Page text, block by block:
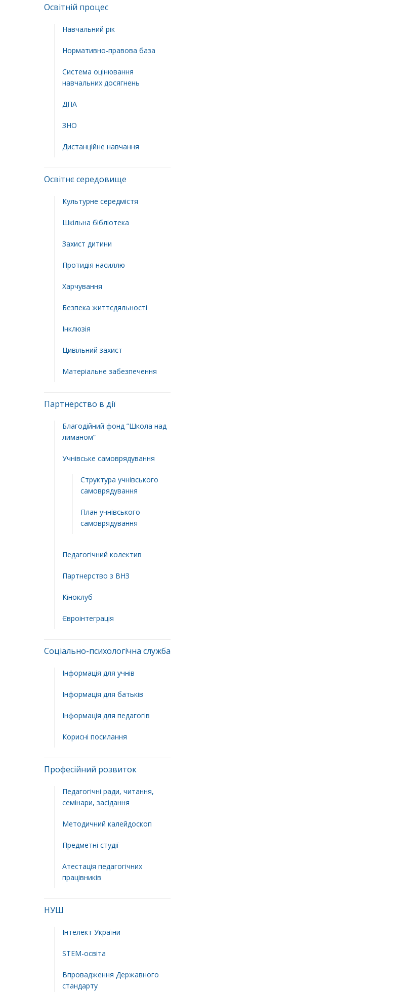
Освітній процес
Навчальний рік
Нормативно-правова база
Система оцінювання
навчальних досягнень
ДПА
ЗНО
Дистанційне навчання
Освітнє середовище
Культурне середмістя
Шкільна бібліотека
Захист дитини
Протидія насиллю
Харчування
Безпека життєдяльності
Інклюзія
Цивільний захист
Матеріальне забезпечення
Партнерство в дії
Благодійний фонд ”Школа над
лиманом”
Учнівське самоврядування
Структура учнiвського
самоврядування
План учнiвського
самоврядування
Педагогічний колектив
Партнерство з ВНЗ
Кіноклуб
Євроінтеграція
Соціально-психологічна служба
Інформація для учнів
Інформація для батьків
Інформація для педагогів
Корисні посилання
Професійний розвиток
Педагогічні ради, читання,
семінари, засідання
Методичний калейдоскоп
Предметні студії
Атестація педагогічних
працівників
НУШ
Інтелект України
STEM-освіта
Впровадження Державного
стандарту